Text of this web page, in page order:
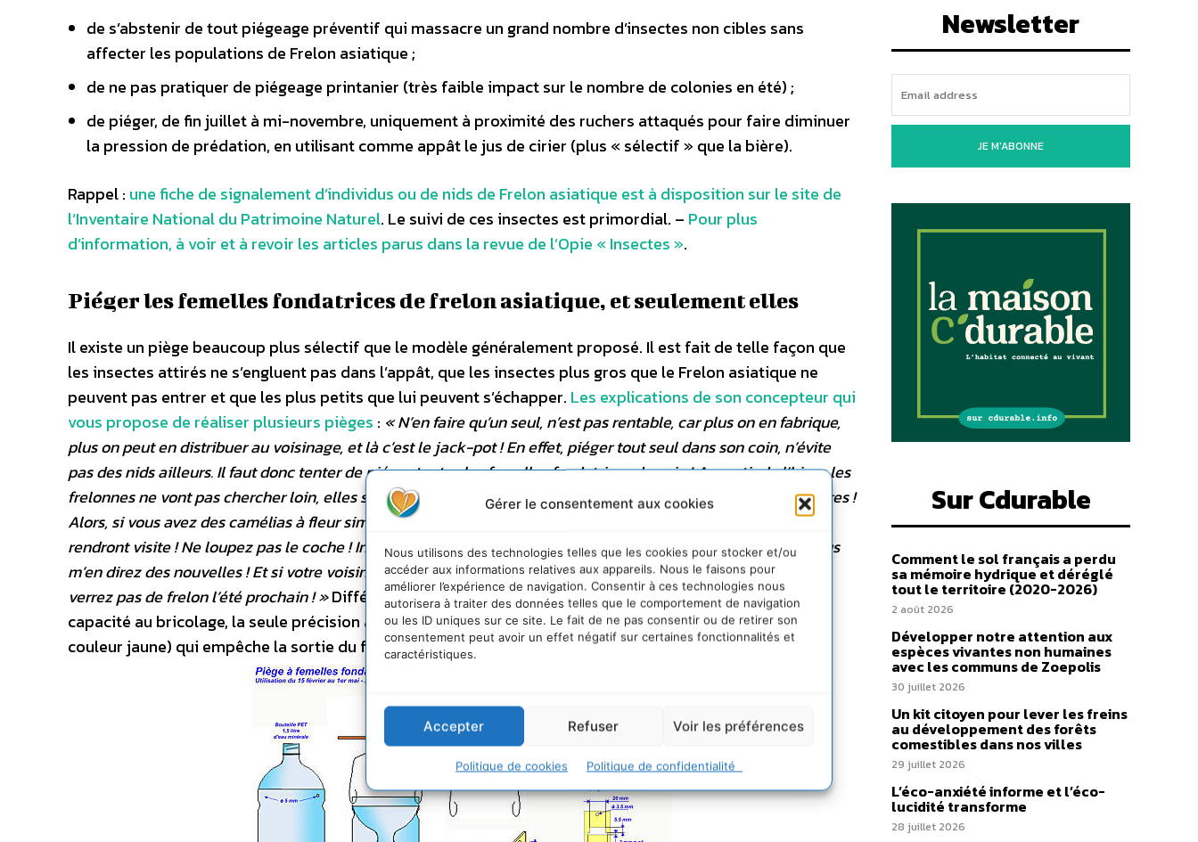
Gérer le consentement aux cookies
Nous utilisons des technologies telles que les cookies pour stocker et/ou
accéder aux informations relatives aux appareils. Nous le faisons pour
améliorer l’expérience de navigation. Consentir à ces technologies nous
autorisera à traiter des données telles que le comportement de navigation
ou les ID uniques sur ce site. Le fait de ne pas consentir ou de retirer son
consentement peut avoir un effet négatif sur certaines fonctionnalités et
caractéristiques.
Accepter Refuser Voir les préférences
Politique de cookies Politique de confidentialité
de s’abstenir de tout piégeage préventif qui massacre un grand nombre d’insectes non cibles sans
affecter les populations de Frelon asiatique ;
de ne pas pratiquer de piégeage printanier (très faible impact sur le nombre de colonies en été) ;
de piéger, de fin juillet à mi-novembre, uniquement à proximité des ruchers attaqués pour faire diminuer
la pression de prédation, en utilisant comme appât le jus de cirier (plus « sélectif » que la bière).
Rappel : une fiche de signalement d’individus ou de nids de Frelon asiatique est à disposition sur le site de
l’Inventaire National du Patrimoine Naturel. Le suivi de ces insectes est primordial. – Pour plus
d’information, à voir et à revoir les articles parus dans la revue de l’Opie « Insectes ».
Piéger les femelles fondatrices de frelon asiatique, et seulement elles
Il existe un piège beaucoup plus sélectif que le modèle généralement proposé. Il est fait de telle façon que
les insectes attirés ne s’engluent pas dans l’appât, que les insectes plus gros que le Frelon asiatique ne
peuvent pas entrer et que les plus petits que lui peuvent s’échapper. Les explications de son concepteur qui
vous propose de réaliser plusieurs pièges : « N’en faire qu’un seul, n’est pas rentable, car plus on en fabrique,
plus on peut en distribuer au voisinage, et là c’est le jack-pot ! En effet, piéger tout seul dans son coin, n’évite
pas des nids ailleurs. Il faut donc tenter de piéger toutes les femelles fondatrices du coin ! Au sortir de l’hiver, les
frelonnes ne vont pas chercher loin, elles se ravigotent d’abord, et les fleurs les plus proches sont les meilleures !
Alors, si vous avez des camélias à fleur simple, ils seront en fleur dès février, et les frelonnes du quartier leurs
rendront visite ! Ne loupez pas le coche ! Installez y, coté soleil : un (ou plus) piège très, très très sélectif ! Vous
m’en direz des nouvelles ! Et si votre voisinage au plus large en fait autant, je suis prêt à parier que vous ne
verrez pas de frelon l’été prochain ! »Différents matériaux peuvent être utilisés, suivant votre niveau de
capacité au bricolage, la seule précision à avoir est pour la fabrication de la barrière sélective (pièce
couleur jaune) qui empêche la sortie du frelon asiatique à 5,5 mm !
Newsletter
JE M'ABONNE
Sur Cdurable
Comment le sol français a perdu
sa mémoire hydrique et déréglé
tout le territoire (2020-2026)
2 août 2026
Développer notre attention aux
espèces vivantes non humaines
avec les communs de Zoepolis
30 juillet 2026
Un kit citoyen pour lever les freins
au développement des forêts
comestibles dans nos villes
29 juillet 2026
L’éco-anxiété informe et l’éco-
lucidité transforme
28 juillet 2026